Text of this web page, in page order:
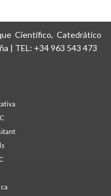
Científico, Catedrático
| TEL: +34 963 543 473